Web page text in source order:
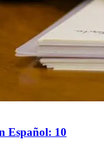
Español: 10